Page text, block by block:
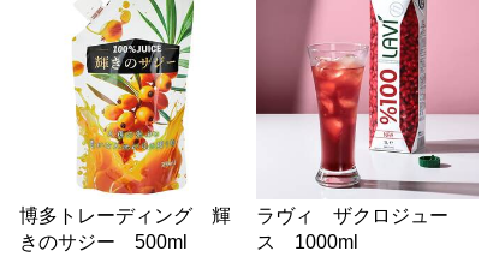
博多トレーディング 輝
きのサジー 500ml
ラヴィ ザクロジュー
ス 1000ml